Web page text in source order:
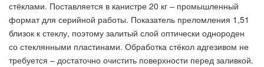
стёклами. Поставляется в канистре 20 кг – промышленный
формат для серийной работы. Показатель преломления 1,51
близок к стеклу, поэтому залитый слой оптически однороден
со стеклянными пластинами. Обработка стёкол адгезивом не
требуется – достаточно очистить поверхности перед заливкой.